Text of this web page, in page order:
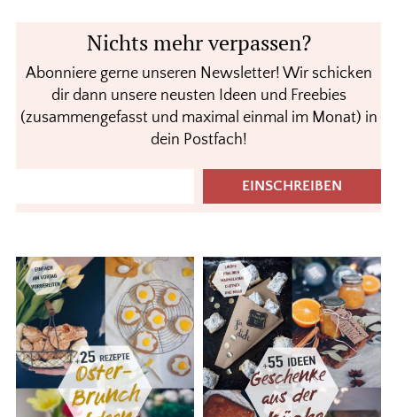
Nichts mehr verpassen?
Abonniere gerne unseren Newsletter! Wir schicken
dir dann unsere neusten Ideen und Freebies
(zusammengefasst und maximal einmal im Monat) in
dein Postfach!